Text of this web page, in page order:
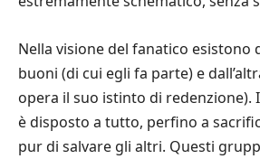
Nella visione del fanatico esistono
buoni (di cui egli fa parte) e
opera il suo istinto di redenzione).
è disposto a tutto, perfino a
pur di salvare gli altri. Questi